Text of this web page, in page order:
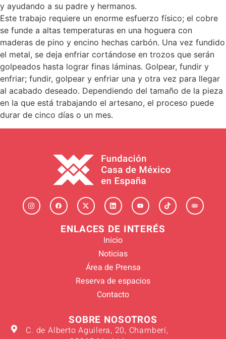
y ayudando a su padre y hermanos.
Este trabajo requiere un enorme esfuerzo físico; el cobre
se funde a altas temperaturas en una hoguera con
maderas de pino y encino hechas carbón. Una vez fundido
el metal, se deja enfriar cortándose en trozos que serán
golpeados hasta lograr finas láminas. Golpear, fundir y
enfriar; fundir, golpear y enfriar una y otra vez para llegar
al acabado deseado. Dependiendo del tamaño de la pieza
en la que está trabajando el artesano, el proceso puede
durar de cinco días o un mes.
ENLACES DE INTERÉS
Inicio
Noticias
Área de Prensa
Reserva de espacios
Contacto
SOBRE NOSOTROS
C. de Alberto Aguilera, 20, Chamberí,